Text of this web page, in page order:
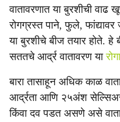
वातावरणात या बुरशीची वाढ
रोगग्रस्त पाने, फुले,
या बुरशीचे बीज तयार होते. हे
सततचे आर्द्र वातावरण या
बारा तासाहून अधिक काळ
आर्द्रता आणि २५अंश
किंवा दव पडत असणे असे